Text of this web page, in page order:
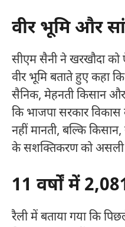
वीर भूमि और
सीएम सैनी ने खरखौदा
वीर भूमि बताते हुए कहा
सैनिक, मेहनती किसान और
कि भाजपा सरकार
नहीं मानती, बल्कि
के सशक्तिकरण को असली
11 वर्षों में
रैली में बताया गया कि